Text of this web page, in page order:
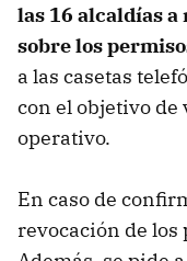
las 16 alcaldías
sobre los
a las casetas
con el objetivo
operativo.
En caso de
revocación de